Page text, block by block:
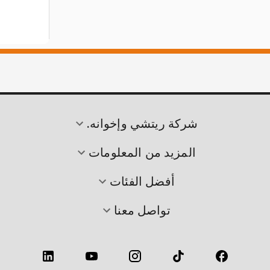
شركة ريتشي وإخوانه.
المزيد من المعلومات
أفضل الفئات
تواصل معنا